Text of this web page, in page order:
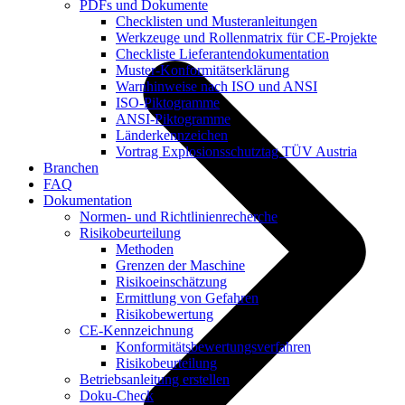
PDFs und Dokumente
Checklisten und Musteranleitungen
Werkzeuge und Rollenmatrix für CE-Projekte
Checkliste Lieferantendokumentation
Muster-Konformitätserklärung
Warnhinweise nach ISO und ANSI
ISO-Piktogramme
ANSI-Piktogramme
Länderkennzeichen
Vortrag Explosionsschutztag TÜV Austria
Branchen
FAQ
Dokumentation
Normen- und Richtlinienrecherche
Risikobeurteilung
Methoden
Grenzen der Maschine
Risikoeinschätzung
Ermittlung von Gefahren
Risikobewertung
CE-Kennzeichnung
Konformitätsbewertungsverfahren
Risikobeurteilung
Betriebsanleitung erstellen
Doku-Check